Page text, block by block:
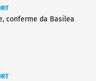
conferme da Basilea